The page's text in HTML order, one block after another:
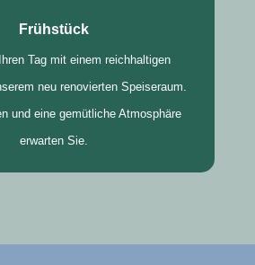
Frühstück
Tag mit einem reichhaltigen
neu renovierten Speiseraum.
und eine gemütliche Atmosphäre
erwarten Sie.